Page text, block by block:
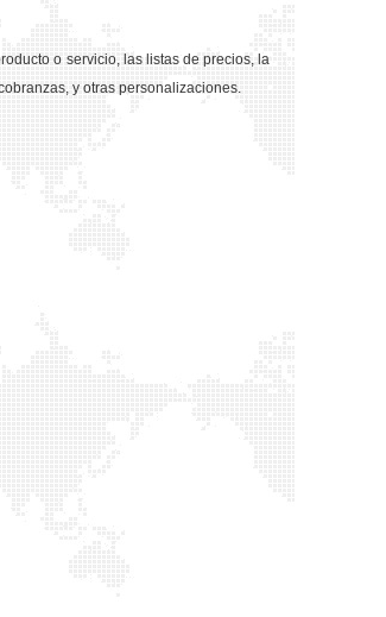
o servicio, las listas de precios, la
y otras personalizaciones.